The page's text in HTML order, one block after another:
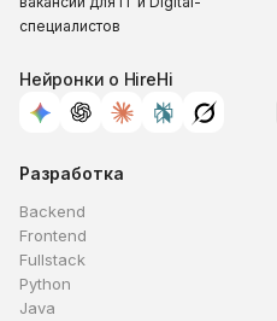
специалистов
Нейронки о HireHi
Разработка
Backend
Frontend
Fullstack
Python
Java